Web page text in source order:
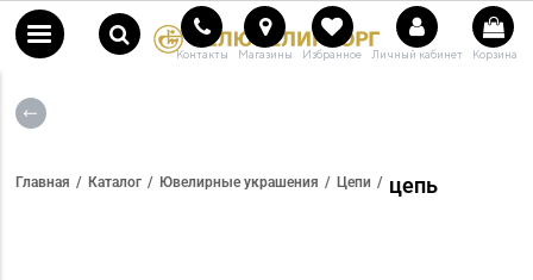
Контакты Магазины Избранное Личный кабинет Корзина
Главная Каталог Ювелирные украшения Цепи цепь